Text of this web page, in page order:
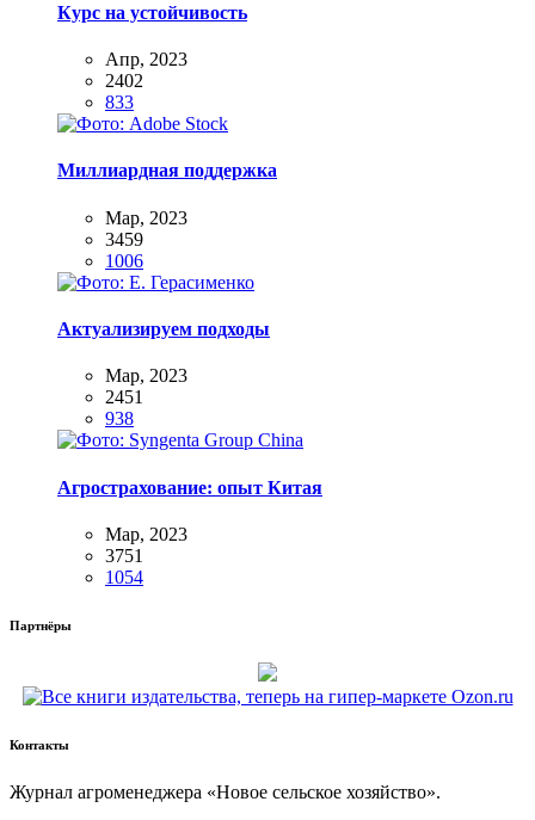
Курс на устойчивость
Апр, 2023
2402
833
Миллиардная поддержка
Мар, 2023
3459
1006
Актуализируем подходы
Мар, 2023
2451
938
Агрострахование: опыт Китая
Мар, 2023
3751
1054
Партнёры
Контакты
Жур­нал агро­ме­не­дже­ра «Новое сель­ское хозяйство».